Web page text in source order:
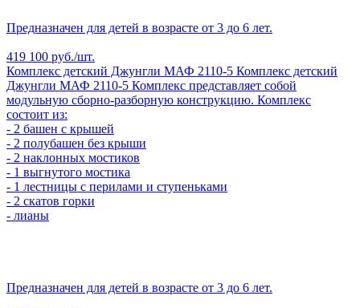
Предназначен для детей в возрасте от 3 до 6 лет.
419 100 руб./шт.
Комплекс детский Джунгли МАФ 2110-5 Комплекс детский
Джунгли МАФ 2110-5 Комплекс представляет собой
модульную сборно-разборную конструкцию. Комплекс
состоит из:
- 2 башен с крышей
- 2 полубашен без крыши
- 2 наклонных мостиков
- 1 выгнутого мостика
- 1 лестницы с перилами и ступеньками
- 2 скатов горки
- лианы
Предназначен для детей в возрасте от 3 до 6 лет.